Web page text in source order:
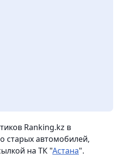
Ranking.kz в
старых автомобилей,
на ТК "Астана".